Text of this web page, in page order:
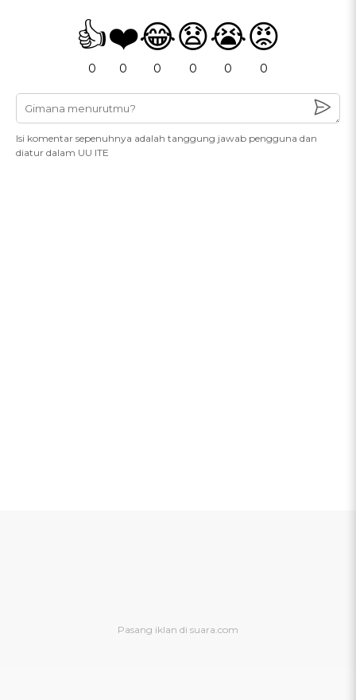
👍
0
❤️
0
😂
0
😧
0
😭
0
😡
0
Isi komentar sepenuhnya adalah tanggung jawab pengguna dan
diatur dalam UU ITE